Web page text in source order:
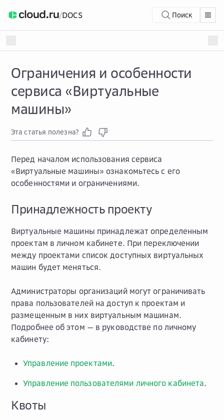
/DOCS Поиск
Ограничения и особенности
сервиса «Виртуальные
машины»
Эта статья полезна?
Перед началом использования сервиса
«Виртуальные машины» ознакомьтесь с его
особенностями и ограничениями.
Принадлежность проекту
Виртуальные машины принадлежат определенным
проектам в личном кабинете. При переключении
между проектами список доступных виртуальных
машин будет меняться.
Администраторы организаций могут ограничивать
права пользователей на доступ к проектам и
размещенным в них виртуальным машинам.
Подробнее об этом — в руководстве по личному
кабинету:
Управление проектами.
Управление пользователями личного кабинета.
Квоты